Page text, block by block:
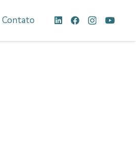
Contato